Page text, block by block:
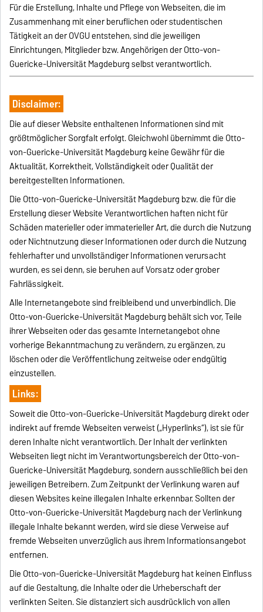
Für die Erstellung, Inhalte und Pflege von Webseiten, die im
Zusammenhang mit einer beruflichen oder studentischen
Tätigkeit an der OVGU entstehen, sind die jeweiligen
Einrichtungen, Mitglieder bzw. Angehörigen der Otto-von-
Guericke-Universität Magdeburg selbst verantwortlich.
Disclaimer:
Die auf dieser Website enthaltenen Informationen sind mit
größtmöglicher Sorgfalt erfolgt. Gleichwohl übernimmt die Otto-
von-Guericke-Universität Magdeburg keine Gewähr für die
Aktualität, Korrektheit, Vollständigkeit oder Qualität der
bereitgestellten Informationen.
Die Otto-von-Guericke-Universität Magdeburg bzw. die für die
Erstellung dieser Website Verantwortlichen haften nicht für
Schäden materieller oder immaterieller Art, die durch die Nutzung
oder Nichtnutzung dieser Informationen oder durch die Nutzung
fehlerhafter und unvollständiger Informationen verursacht
wurden, es sei denn, sie beruhen auf Vorsatz oder grober
Fahrlässigkeit.
Alle Internetangebote sind freibleibend und unverbindlich. Die
Otto-von-Guericke-Universität Magdeburg behält sich vor, Teile
ihrer Webseiten oder das gesamte Internetangebot ohne
vorherige Bekanntmachung zu verändern, zu ergänzen, zu
löschen oder die Veröffentlichung zeitweise oder endgültig
einzustellen.
Links:
Soweit die Otto-von-Guericke-Universität Magdeburg direkt oder
indirekt auf fremde Webseiten verweist („Hyperlinks“), ist sie für
deren Inhalte nicht verantwortlich. Der Inhalt der verlinkten
Webseiten liegt nicht im Verantwortungsbereich der Otto-von-
Guericke-Universität Magdeburg, sondern ausschließlich bei den
jeweiligen Betreibern. Zum Zeitpunkt der Verlinkung waren auf
diesen Websites keine illegalen Inhalte erkennbar. Sollten der
Otto-von-Guericke-Universität Magdeburg nach der Verlinkung
illegale Inhalte bekannt werden, wird sie diese Verweise auf
fremde Webseiten unverzüglich aus ihrem Informationsangebot
entfernen.
Die Otto-von-Guericke-Universität Magdeburg hat keinen Einfluss
auf die Gestaltung, die Inhalte oder die Urheberschaft der
verlinkten Seiten. Sie distanziert sich ausdrücklich von allen